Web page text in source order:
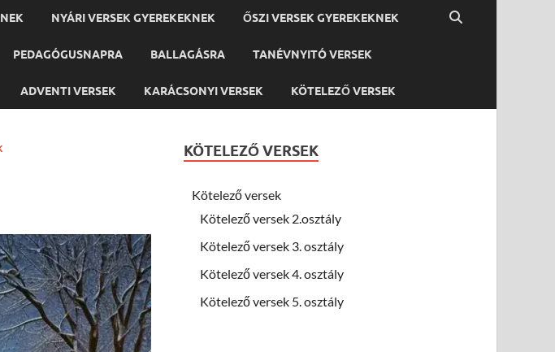
NYÁRI VERSEK GYEREKEKNEK ŐSZI VERSEK GYEREKEKNEK
PEDAGÓGUSNAPRA BALLAGÁSRA TANÉVNYITÓ VERSEK
ADVENTI VERSEK KARÁCSONYI VERSEK KÖTELEZŐ VERSEK
KÖTELEZŐ VERSEK
Kötelező versek
Kötelező versek 2.osztály
Kötelező versek 3. osztály
Kötelező versek 4. osztály
Kötelező versek 5. osztály